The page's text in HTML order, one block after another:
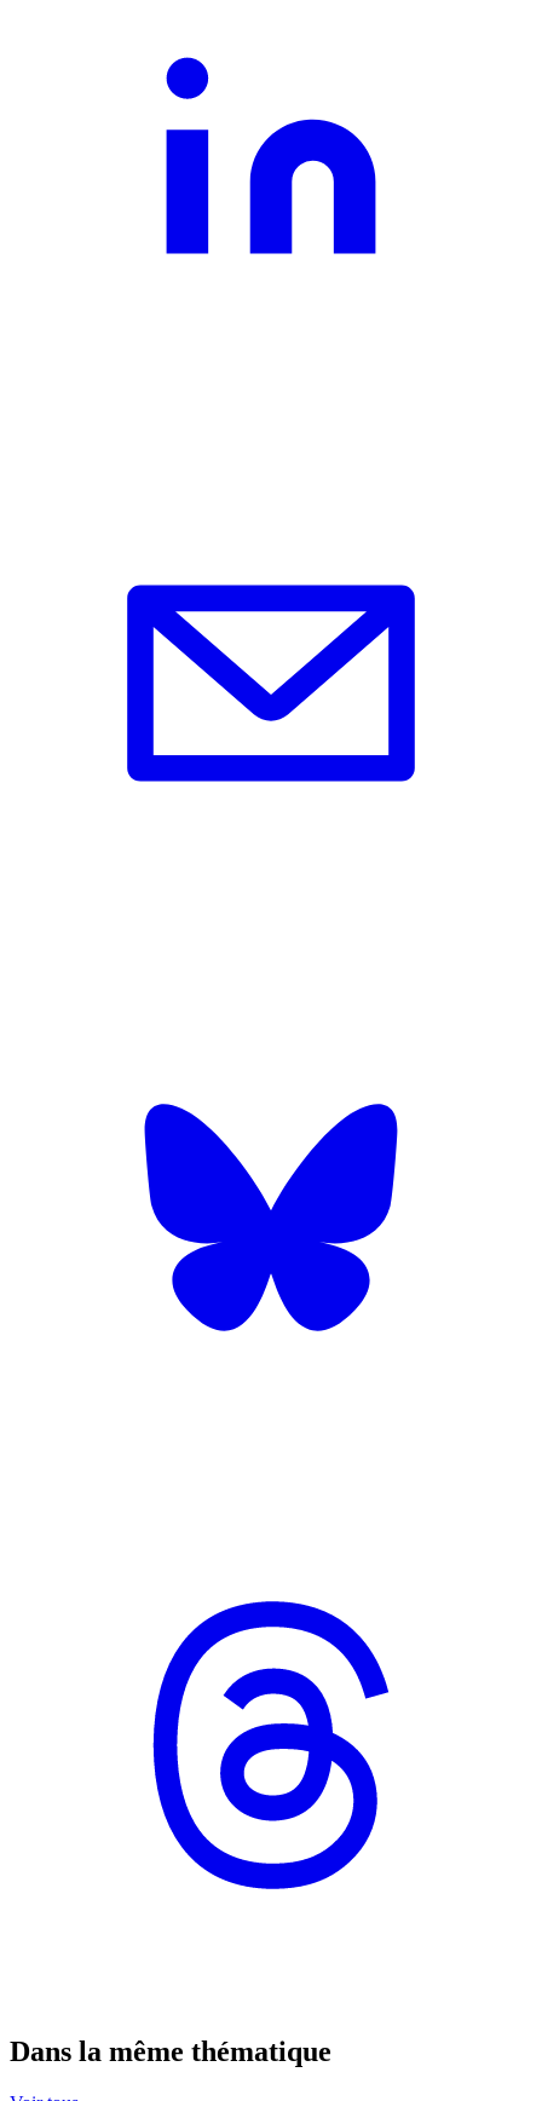
Dans la même thématique